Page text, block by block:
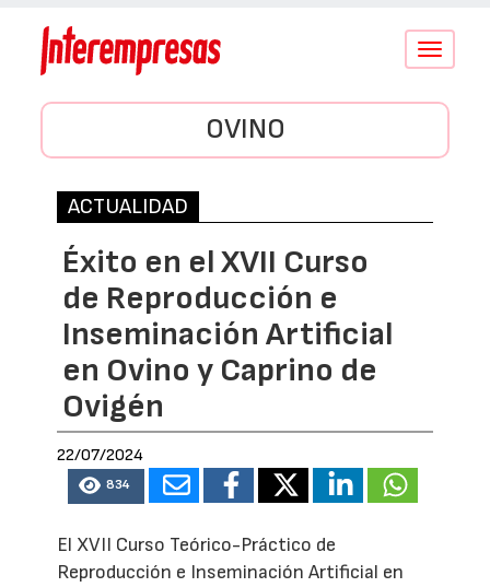
Conmutar
OVINO
ACTUALIDAD
Éxito en el XVII Curso
de Reproducción e
Inseminación Artificial
en Ovino y Caprino de
Ovigén
22/07/2024
834
El XVII Curso Teórico-Práctico de
Reproducción e Inseminación Artificial en